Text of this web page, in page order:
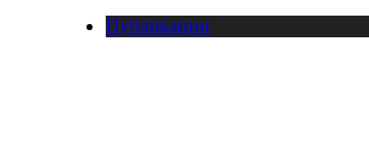
Публикации